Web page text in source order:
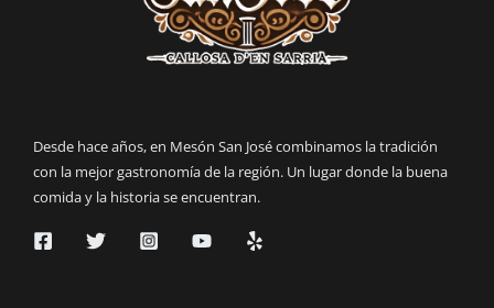
Desde hace años, en Mesón San José combinamos la tradición
con la mejor gastronomía de la región. Un lugar donde la buena
comida y la historia se encuentran.